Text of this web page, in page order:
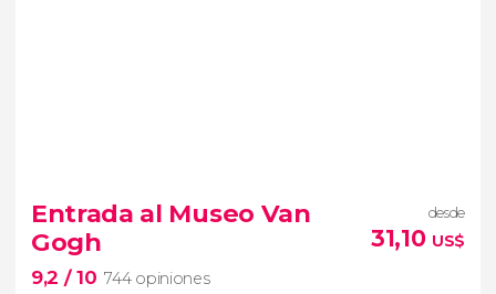
Historias de sexo, drogas y otras actividades
free tour por el Barrio Rojo de
Ámsterdam
Entrada al Museo Van
Gogh
9,2 / 10 744 opiniones
desde
31,10 US$